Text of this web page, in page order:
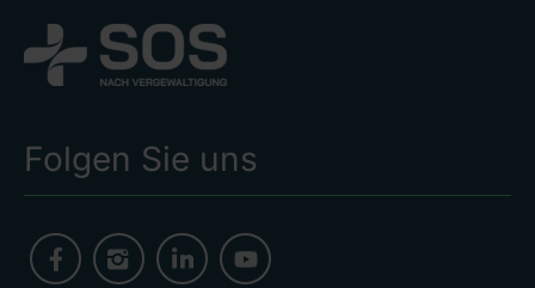
Folgen Sie uns